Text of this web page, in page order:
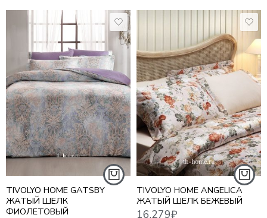
TIVOLYO HOME GATSBY
ЖАТЫЙ ШЕЛК
ФИОЛЕТОВЫЙ
16,279₽
TIVOLYO HOME ANGELICA
ЖАТЫЙ ШЕЛК БЕЖЕВЫЙ
16,279₽